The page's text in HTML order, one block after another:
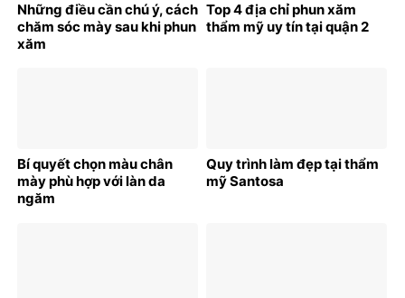
Những điều cần chú ý, cách
chăm sóc mày sau khi phun
xăm
Top 4 địa chỉ phun xăm
thẩm mỹ uy tín tại quận 2
Bí quyết chọn màu chân
mày phù hợp với làn da
ngăm
Quy trình làm đẹp tại thẩm
mỹ Santosa